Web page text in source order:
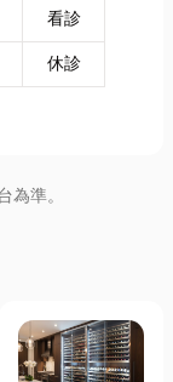
看診
休診
準。